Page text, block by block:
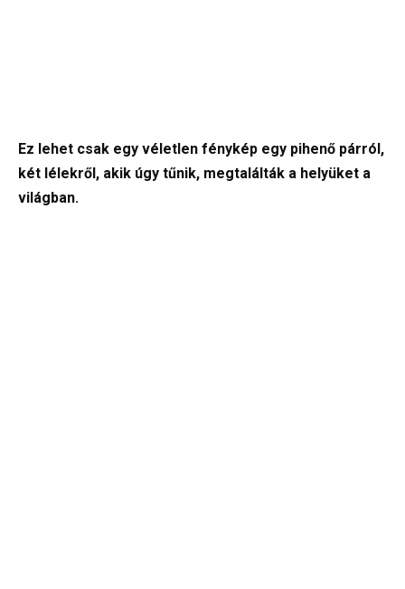
Ez lehet csak egy véletlen fénykép egy pihenő párról,
két lélekről, akik úgy tűnik, megtalálták a helyüket a
világban.